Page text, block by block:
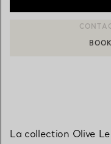
CONTACTER UN
La collection Olive